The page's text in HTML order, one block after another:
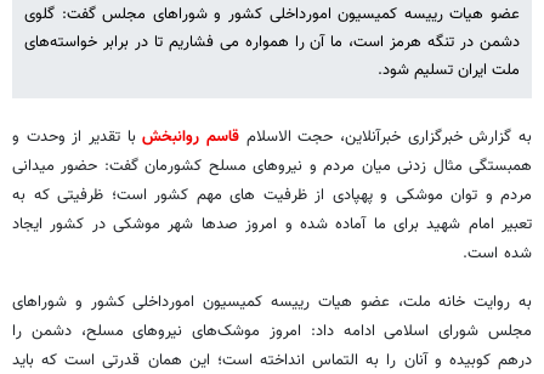
عضو هیات رییسه کمیسیون امورداخلی کشور و شوراهای مجلس گفت: گلوی
دشمن در تنگه هرمز است، ما آن را همواره می فشاریم تا در برابر خواسته‌های
ملت ایران تسلیم شود.
به گزارش خبرگزاری خبرآنلاین، حجت الاسلام قاسم روانبخشبا تقدیر از وحدت و
همبستگی مثال زدنی میان مردم و نیروهای مسلح کشورمان گفت: حضور میدانی
مردم و توان موشکی و پهپادی از ظرفیت های مهم کشور است؛ ظرفیتی که به
تعبیر امام شهید برای ما آماده شده و امروز صدها شهر موشکی در کشور ایجاد
شده است.
به روایت خانه ملت، عضو هیات رییسه کمیسیون امورداخلی کشور و شوراهای
مجلس شورای اسلامی ادامه داد: امروز موشک‌های نیروهای مسلح، دشمن را
درهم کوبیده و آنان را به التماس انداخته است؛ این همان قدرتی است که باید